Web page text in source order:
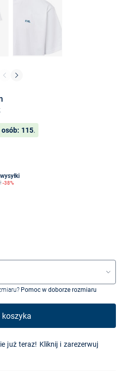
osób: 115.
-38%
Pomoc w doborze rozmiaru
koszyka
już teraz! Kliknij i zarezerwuj